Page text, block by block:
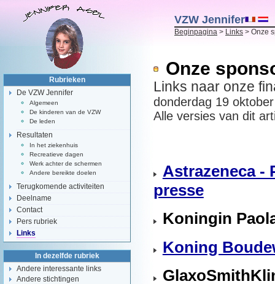
VZW Jennifer
Beginpagina > Links > Onze
Onze
Links naar onze
donderdag 19
Alle versies van dit
Astrazeneca -
presse
Koningin
Koning
Rubrieken
De VZW Jennifer
Algemeen
De kinderen van de VZW
De leden
Resultaten
In het ziekenhuis
Recreatieve dagen
Werk achter de schermen
Andere bereikte doelen
Terugkomende activiteiten
Deelname
Contact
Pers rubriek
Links
In dezelfde rubriek
Andere interessante links
Andere stichtingen